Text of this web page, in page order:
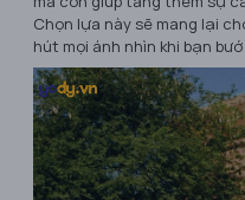
Chọn lựa này sẽ mang lại
hút mọi ánh nhìn khi bạn